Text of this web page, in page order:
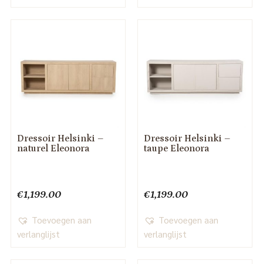
Dressoir Helsinki –
naturel Eleonora
€1,199.00
Toevoegen aan
verlanglijst
Dressoir Helsinki –
taupe Eleonora
€1,199.00
Toevoegen aan
verlanglijst